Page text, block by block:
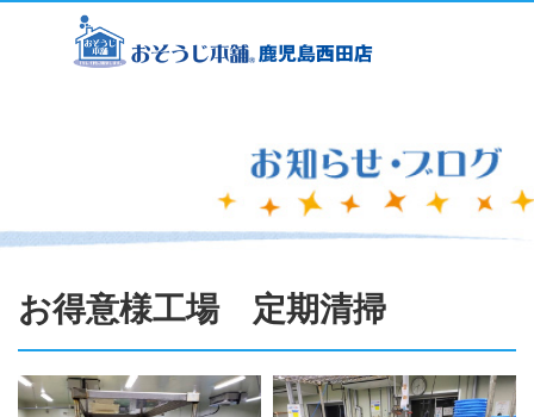
お得意様工場 定期清掃